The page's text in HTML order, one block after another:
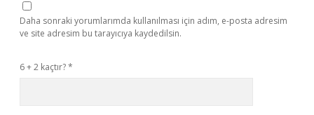
Daha sonraki yorumlarımda kullanılması için adım, e-posta adresim
ve site adresim bu tarayıcıya kaydedilsin.
6 + 2 kaçtır?*